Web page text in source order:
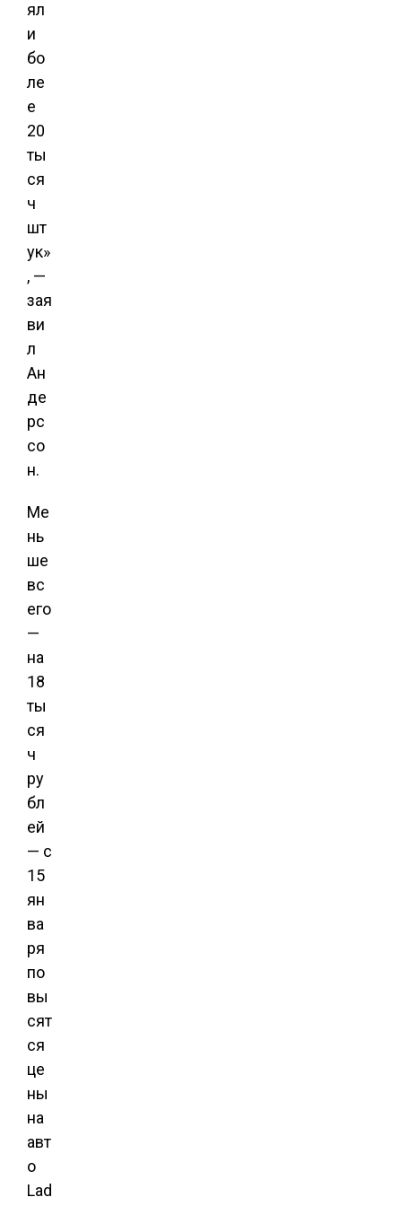
ял
и
бо
ле
е
20
ты
ся
ч
шт
ук»
, —
зая
ви
л
Ан
де
рс
со
н.
Ме
нь
ше
вс
его
—
на
18
ты
ся
ч
ру
бл
ей
— с
15
ян
ва
ря
по
вы
сят
ся
це
ны
на
авт
о
Lad